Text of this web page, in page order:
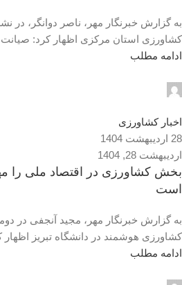
به گزارش خبرنگار مهر، ناصر دوانگر، در
کشاورزی استان مرکزی اظهار کرد: صیانت
ادامه مطلب
اخبار کشاورزی
28 اردیبهشت 1404
اردیبهشت 28, 1404
بخش کشاورزی در اقتصاد ملی را
است
به گزارش خبرنگار مهر، مجید آنجفی در
کشاورزی هوشمند در دانشگاه تبریز اظهار
ادامه مطلب